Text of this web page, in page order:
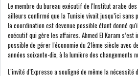
L’ATB RENFORCE
ENGAGEMENT
Le membre du bureau exécutif de l'Institut arabe
ailleurs confirmé que la Tunisie vivait jusqu’ici sans
la coordination est devenue possible étant donné
exécutif qui gère les affaires. Ahmed El Karam
possible de gérer l'économie du 21ème siècle avec
années soixante-dix, à la lumière des changements
L’invité d’Expresso a souligné de même la